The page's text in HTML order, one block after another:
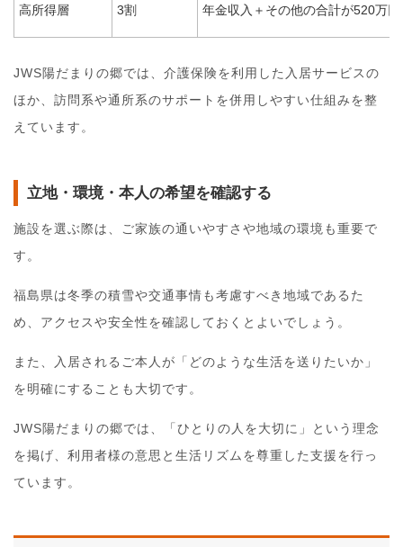
高所得層 3割 年金収入＋その他の合計が520万
JWS陽だまりの郷では、介護保険を利用した入居サービスの
ほか、訪問系や通所系のサポートを併用しやすい仕組みを整
えています。
立地・環境・本人の希望を確認する
施設を選ぶ際は、ご家族の通いやすさや地域の環境も重要で
す。
福島県は冬季の積雪や交通事情も考慮すべき地域であるた
め、アクセスや安全性を確認しておくとよいでしょう。
また、入居されるご本人が「どのような生活を送りたいか」
を明確にすることも大切です。
JWS陽だまりの郷では、「ひとりの人を大切に」という理念
を掲げ、利用者様の意思と生活リズムを尊重した支援を行っ
ています。